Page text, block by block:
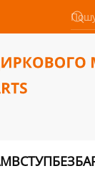
ВСТУП